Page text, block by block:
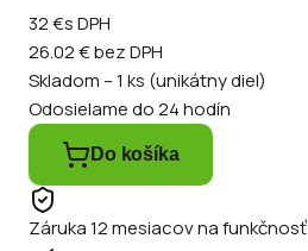
32 €s DPH
26.02 €bez DPH
Skladom – 1 ks (unikátny diel)
Odosielame do 24 hodín
Do košíka
Záruka 12 mesiacov na funkčnosť